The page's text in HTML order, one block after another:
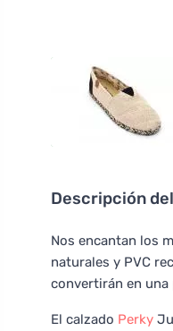
Descripción
Nos encantan los
naturales y PVC
convertirán en una
El calzado Perky